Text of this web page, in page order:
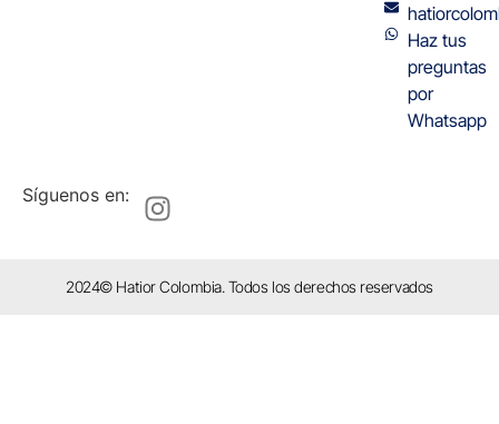
Haz tus
preguntas
por
Whatsapp
Síguenos en:
2024© Hatior Colombia. Todos los derechos reservados